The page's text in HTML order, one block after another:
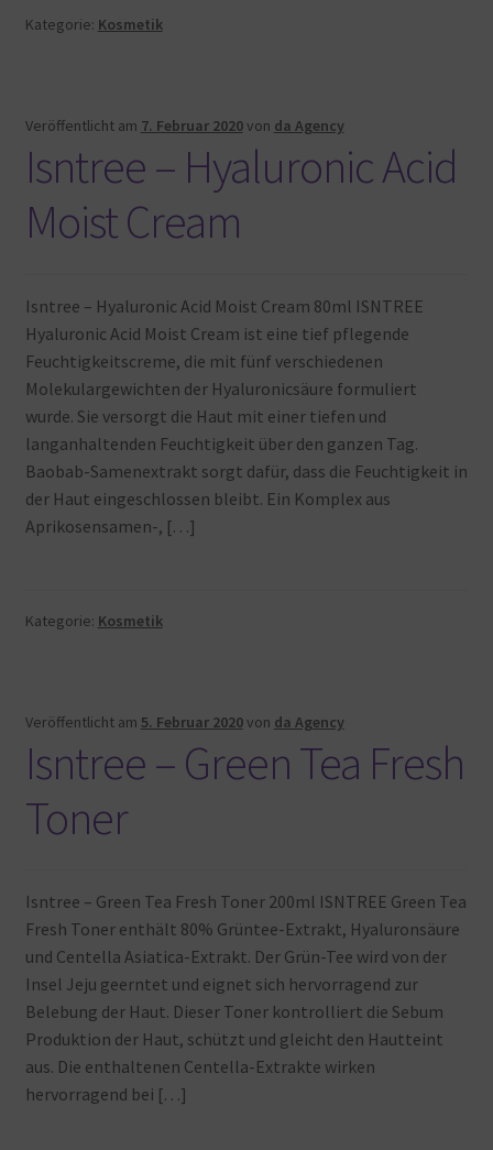
Kategorie: Kosmetik
Veröffentlicht am 7. Februar 2020von da Agency
Isntree – Hyaluronic Acid
Moist Cream
Isntree – Hyaluronic Acid Moist Cream 80ml ISNTREE
Hyaluronic Acid Moist Cream ist eine tief pflegende
Feuchtigkeitscreme, die mit fünf verschiedenen
Molekulargewichten der Hyaluronicsäure formuliert
wurde. Sie versorgt die Haut mit einer tiefen und
langanhaltenden Feuchtigkeit über den ganzen Tag.
Baobab-Samenextrakt sorgt dafür, dass die Feuchtigkeit in
der Haut eingeschlossen bleibt. Ein Komplex aus
Aprikosensamen-, […]
Kategorie: Kosmetik
Veröffentlicht am 5. Februar 2020von da Agency
Isntree – Green Tea Fresh
Toner
Isntree – Green Tea Fresh Toner 200ml ISNTREE Green Tea
Fresh Toner enthält 80% Grüntee-Extrakt, Hyaluronsäure
und Centella Asiatica-Extrakt. Der Grün-Tee wird von der
Insel Jeju geerntet und eignet sich hervorragend zur
Belebung der Haut. Dieser Toner kontrolliert die Sebum
Produktion der Haut, schützt und gleicht den Hautteint
aus. Die enthaltenen Centella-Extrakte wirken
hervorragend bei […]